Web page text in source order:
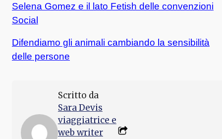
Selena Gomez e il lato Fetish delle convenzioni
Social
Difendiamo gli animali cambiando la sensibilità
delle persone
Scritto da
Sara Devis
viaggiatrice e
web writer